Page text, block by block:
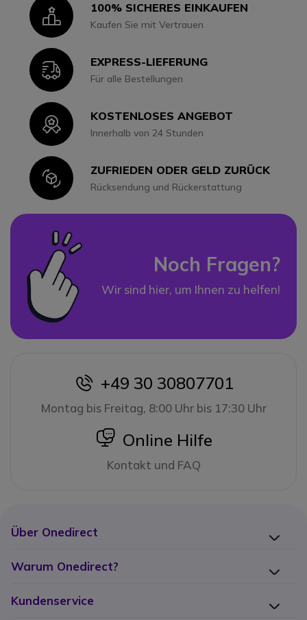
Icon100% SICHERES EINKAUFEN
Kaufen Sie mit Vertrauen
IconEXPRESS-LIEFERUNG
Für alle Bestellungen
IconKOSTENLOSES ANGEBOT
Innerhalb von 24 Stunden
IconZUFRIEDEN ODER GELD ZURÜCK
Rücksendung und Rückerstattung
Noch Fragen?
Wir sind hier, um Ihnen zu helfen!
icon
+49 30 30807701
Montag bis Freitag, 8:00 Uhr bis 17:30 Uhr
icon
Online Hilfe
Kontakt und FAQ
Über Onedirect
Warum Onedirect?
Kundenservice